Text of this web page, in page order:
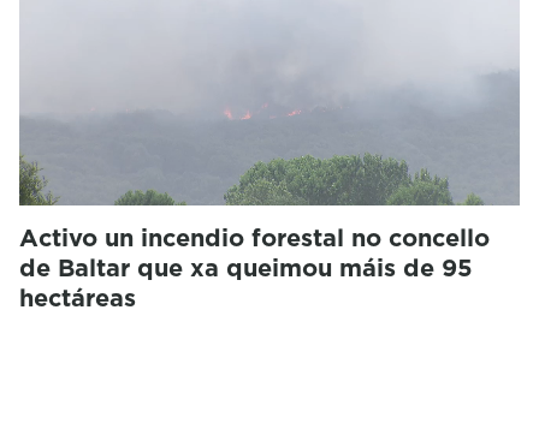
Activo un incendio forestal no concello
de Baltar que xa queimou máis de 95
hectáreas